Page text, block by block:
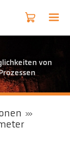
von